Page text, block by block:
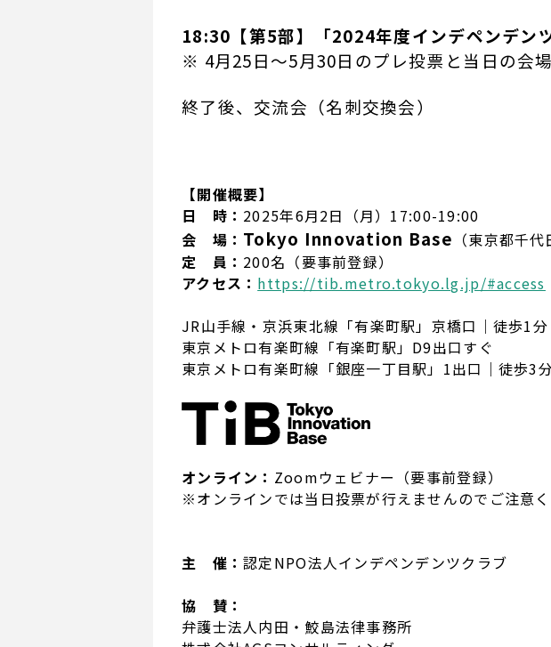
18:30【第5部】「2024年度インデペンデン
※ 4月25日～5月30日のプレ投票と当日の会
終了後、交流会（名刺交換会）
【開催概要】
日 時： 2025年6月2日（月）17:00-19:00
会 場： Tokyo Innovation Base （東京都千
定 員： 200名（要事前登録）
アクセス： https://tib.metro.tokyo.lg.jp/#access
JR山手線・京浜東北線「有楽町駅」京橋口｜徒歩1分
東京メトロ有楽町線「有楽町駅」D9出口すぐ
東京メトロ有楽町線「銀座一丁目駅」1出口｜徒歩3
オンライン： Zoomウェビナー（要事前登録）
※オンラインでは当日投票が行えませんのでご注意く
主 催：認定NPO法人インデペンデンツクラブ
協 賛：
弁護士法人内田・鮫島法律事務所